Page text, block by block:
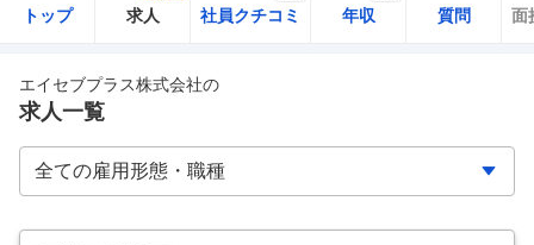
トップ 求人 社員クチコミ 年収 質問 面
エイセブプラス株式会社の
求人一覧